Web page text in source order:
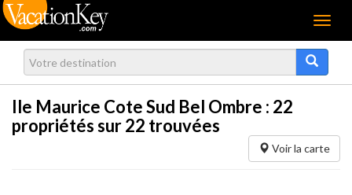
Menu
Ile Maurice Cote Sud Bel Ombre : 22
propriétés sur 22 trouvées
Voir la carte